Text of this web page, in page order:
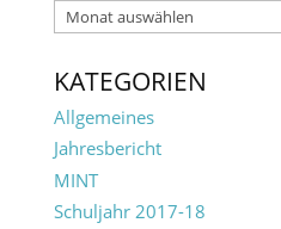
Archiv
KATEGORIEN
Allgemeines
Jahresbericht
MINT
Schuljahr 2017-18